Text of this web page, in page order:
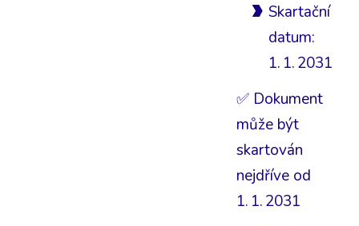
Skartační
datum:
1. 1. 2031
✅ Dokument
může být
skartován
nejdříve od
1. 1. 2031